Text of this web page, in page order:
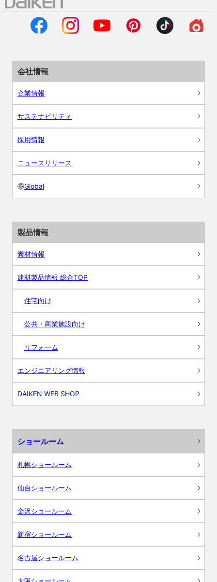
会社情報
企業情報
サステナビリティ
採用情報
ニュースリリース
Global
製品情報
素材情報
建材製品情報 総合TOP
住宅向け
公共・商業施設向け
リフォーム
エンジニアリング情報
DAIKEN WEB SHOP
ショールーム
札幌ショールーム
仙台ショールーム
金沢ショールーム
新宿ショールーム
名古屋ショールーム